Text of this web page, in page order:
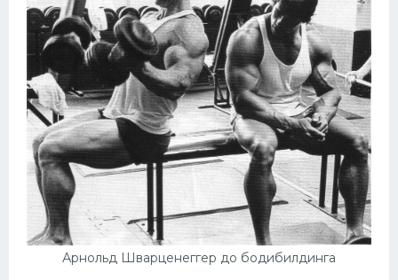
Арнольд Шварценеггер до бодибилдинга